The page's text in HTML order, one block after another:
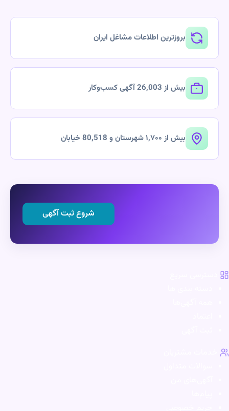
بروزترین اطلاعات مشاغل ایران
بیش از 26,003 آگهی کسب‌وکار
بیش از ۱,۷۰۰ شهرستان و 80,518 خیابان
شروع ثبت آگهی
سریع
مشتریان